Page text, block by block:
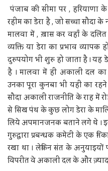
पंजाब की सीमा पर , हरियाणा
रहीम का डेरा है , जो सच्चा सौदा
मालवा में , ख़ास कर वहाँ के दलित
व्यक्ति या डेरा का प्रभाव
दुरुपयोग भी शुरु हो जाता है । यह
है । मालवा में ही अकाली दल
उनका पूरा कुनबा भी यहीं का रहने
सौदा अकाली राजनीति के राह में
से सिख पंथ के कुछ लोग डेरा के
लिये अपमानजनक बताने लगे थे ।
गुरुद्वारा प्रबन्धक कमेटी के एक
रखा था । लेकिन संत के अनुयाइयों
विपरीत वे अकाली दल के और